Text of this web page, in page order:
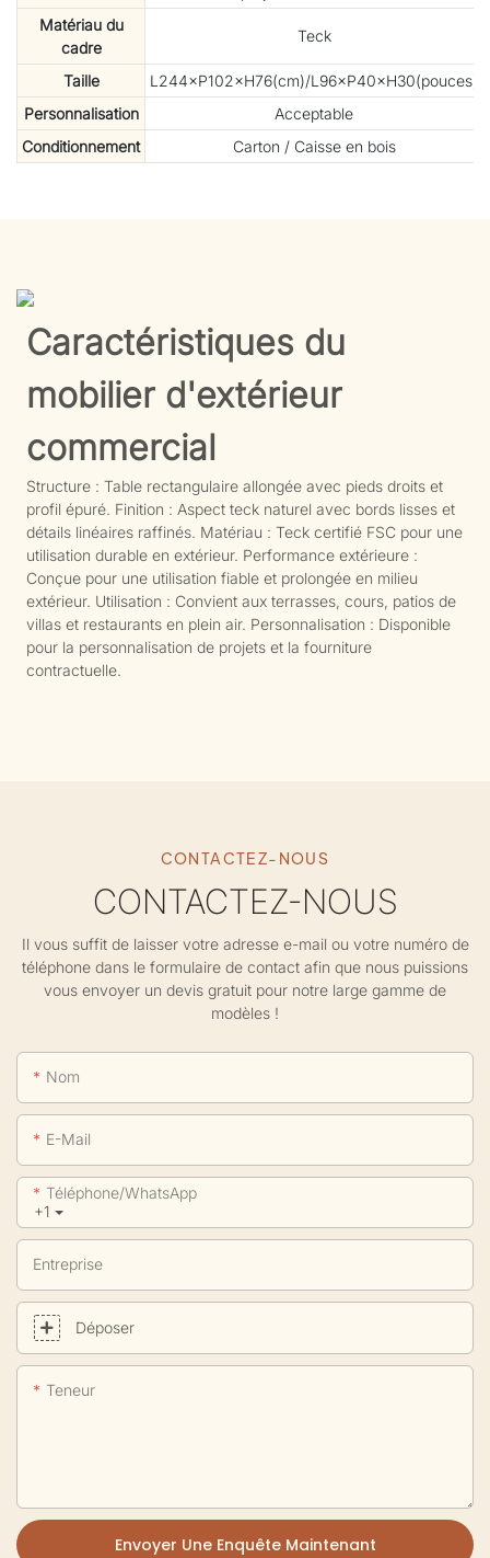
Matériau du
cadre
Teck
Taille
L244×P102×H76(cm)/L96×P40×H30(pouces)
Personnalisation
Acceptable
Conditionnement
Carton / Caisse en bois
Caractéristiques du
mobilier d'extérieur
commercial
Structure : Table rectangulaire allongée avec pieds droits et
profil épuré. Finition : Aspect teck naturel avec bords lisses et
détails linéaires raffinés. Matériau : Teck certifié FSC pour une
utilisation durable en extérieur. Performance extérieure :
Conçue pour une utilisation fiable et prolongée en milieu
extérieur. Utilisation : Convient aux terrasses, cours, patios de
villas et restaurants en plein air. Personnalisation : Disponible
pour la personnalisation de projets et la fourniture
contractuelle.
CONTACTEZ-NOUS
CONTACTEZ-NOUS
Il vous suffit de laisser votre adresse e-mail ou votre numéro de
téléphone dans le formulaire de contact afin que nous puissions
vous envoyer un devis gratuit pour notre large gamme de
modèles !
Nom
E-Mail
+1
Téléphone/WhatsApp
Entreprise
Déposer
Teneur
Envoyer Une Enquête Maintenant